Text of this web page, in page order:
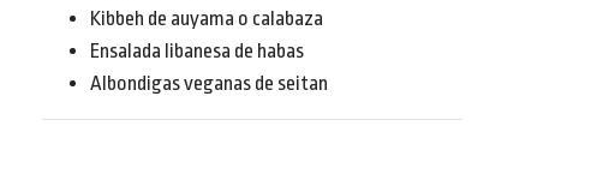
Kibbeh de auyama o calabaza
Ensalada libanesa de habas
Albondigas veganas de seitan